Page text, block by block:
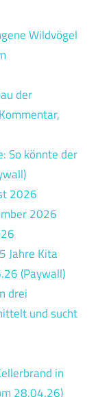
Wildvögel
der
So könnte der
2026
2026
Jahre Kita
(Paywall)
drei
und sucht
in
28.04.26)